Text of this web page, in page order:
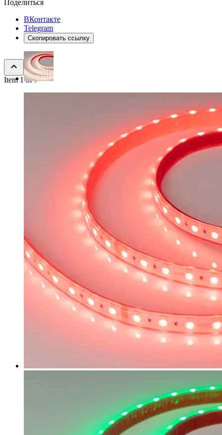
Поделиться
ВКонтакте
Telegram
Скопировать ссылку
Item 1 of 7